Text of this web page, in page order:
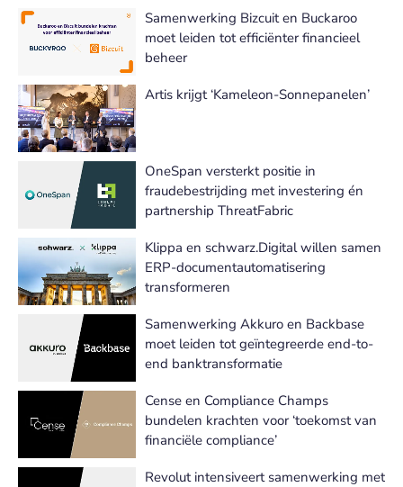
Samenwerking Bizcuit en Buckaroo
moet leiden tot efficiënter financieel
beheer
Artis krijgt ‘Kameleon-Sonnepanelen’
OneSpan versterkt positie in
fraudebestrijding met investering én
partnership ThreatFabric
Klippa en schwarz.Digital willen samen
ERP-documentautomatisering
transformeren
Samenwerking Akkuro en Backbase
moet leiden tot geïntegreerde end-to-
end banktransformatie
Cense en Compliance Champs
bundelen krachten voor ‘toekomst van
financiële compliance’
Revolut intensiveert samenwerking met